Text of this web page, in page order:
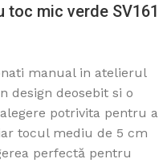
toc mic verde SV161
manual in atelierul
design deosebit si o
potrivita pentru a
tocul mediu de 5 cm
perfectă pentru